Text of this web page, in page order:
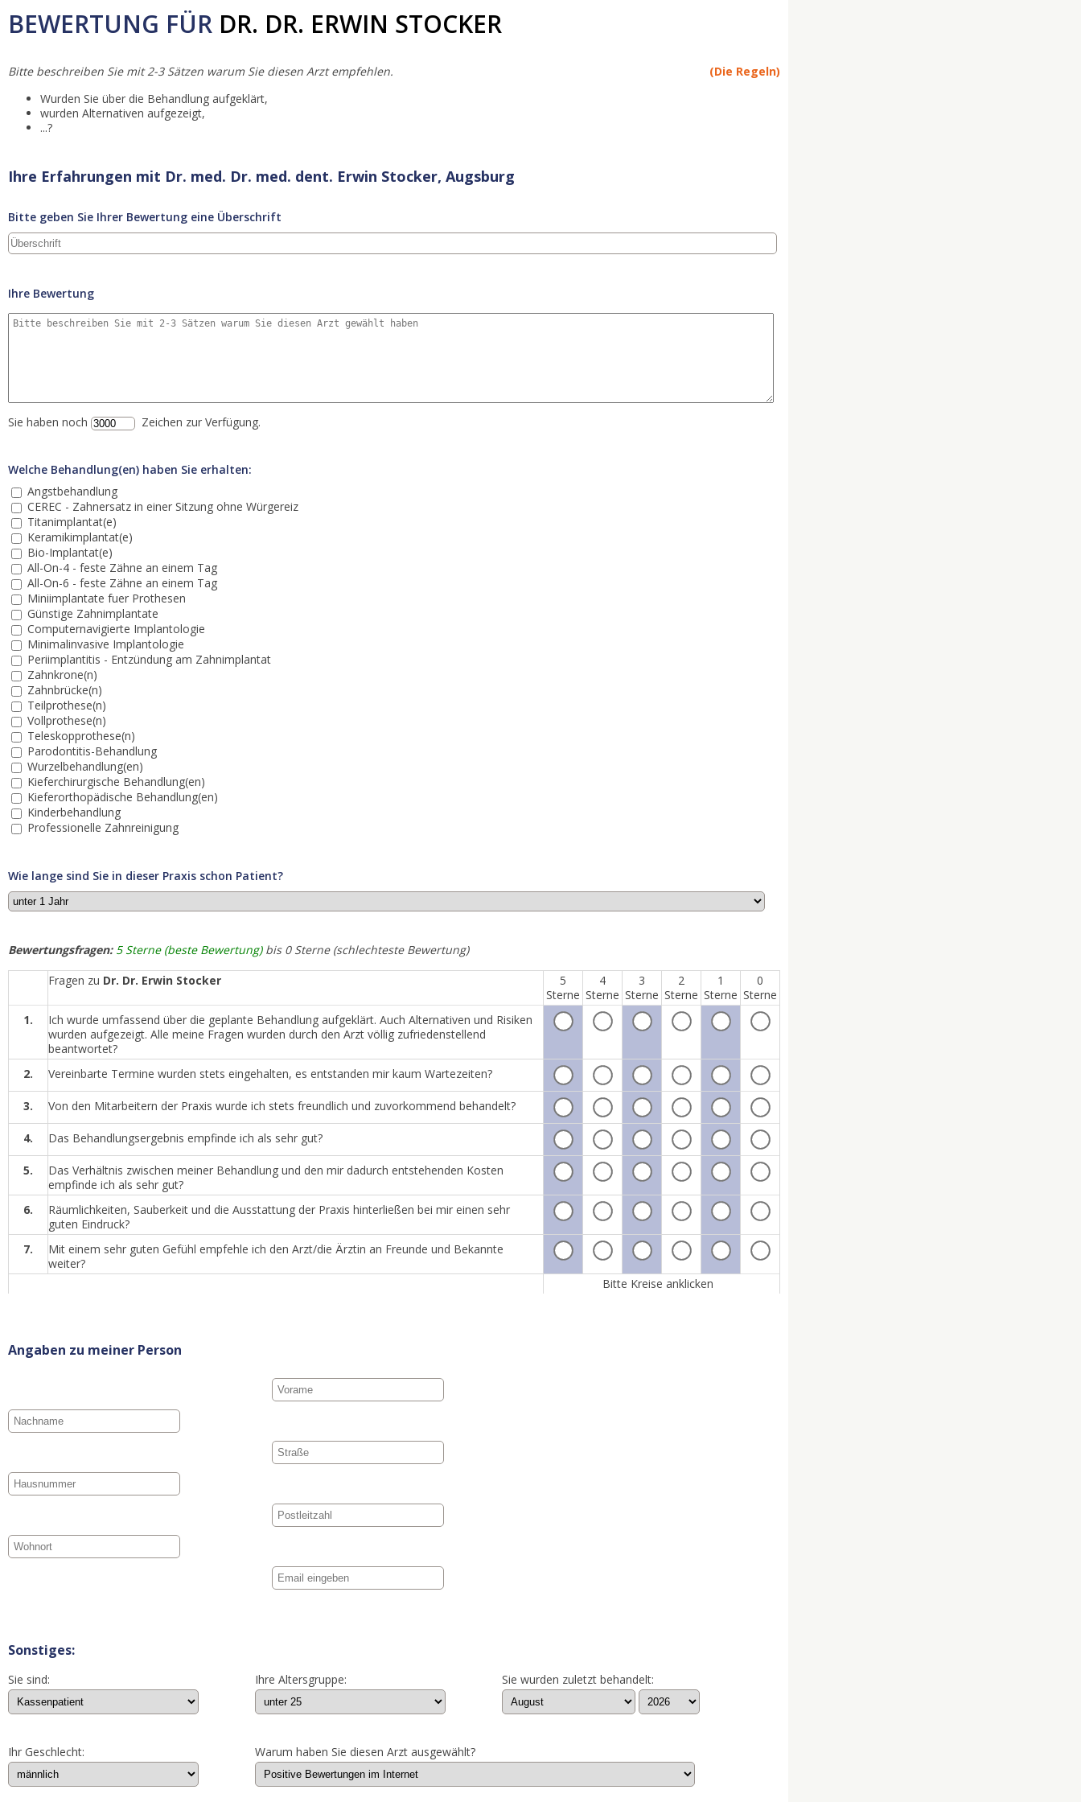
BEWERTUNG FÜR DR. DR. ERWIN STOCKER
(Die Regeln)
Bitte beschreiben Sie mit 2-3 Sätzen warum Sie diesen Arzt empfehlen.
Wurden Sie über die Behandlung aufgeklärt,
wurden Alternativen aufgezeigt,
...?
Ihre Erfahrungen mit Dr. med. Dr. med. dent. Erwin Stocker, Augsburg
Bitte geben Sie Ihrer Bewertung eine Überschrift
Ihre Bewertung
Sie haben noch Zeichen zur Verfügung.
Welche Behandlung(en) haben Sie erhalten:
Angstbehandlung
CEREC - Zahnersatz in einer Sitzung ohne Würgereiz
Titanimplantat(e)
Keramikimplantat(e)
Bio-Implantat(e)
All-On-4 - feste Zähne an einem Tag
All-On-6 - feste Zähne an einem Tag
Miniimplantate fuer Prothesen
Günstige Zahnimplantate
Computernavigierte Implantologie
Minimalinvasive Implantologie
Periimplantitis - Entzündung am Zahnimplantat
Zahnkrone(n)
Zahnbrücke(n)
Teilprothese(n)
Vollprothese(n)
Teleskopprothese(n)
Parodontitis-Behandlung
Wurzelbehandlung(en)
Kieferchirurgische Behandlung(en)
Kieferorthopädische Behandlung(en)
Kinderbehandlung
Professionelle Zahnreinigung
Wie lange sind Sie in dieser Praxis schon Patient?
Bewertungsfragen: 5 Sterne (beste Bewertung)bis 0 Sterne (schlechteste Bewertung)
Fragen zu Dr. Dr. Erwin Stocker
5
Sterne
4
Sterne
3
Sterne
2
Sterne
1
Sterne
0
Sterne
1.
Ich wurde umfassend über die geplante Behandlung aufgeklärt. Auch Alternativen und Risiken
wurden aufgezeigt. Alle meine Fragen wurden durch den Arzt völlig zufriedenstellend
beantwortet?
2.
Vereinbarte Termine wurden stets eingehalten, es entstanden mir kaum Wartezeiten?
3. Von den Mitarbeitern der Praxis wurde ich stets freundlich und zuvorkommend behandelt?
4. Das Behandlungsergebnis empfinde ich als sehr gut?
5.
Das Verhältnis zwischen meiner Behandlung und den mir dadurch entstehenden Kosten
empfinde ich als sehr gut?
6.
Räumlichkeiten, Sauberkeit und die Ausstattung der Praxis hinterließen bei mir einen sehr
guten Eindruck?
7.
Mit einem sehr guten Gefühl empfehle ich den Arzt/die Ärztin an Freunde und Bekannte
weiter?
Bitte Kreise anklicken
Angaben zu meiner Person
Sonstiges:
Sie sind: Ihre Altersgruppe: Sie wurden zuletzt behandelt:
Ihr Geschlecht: Warum haben Sie diesen Arzt ausgewählt?